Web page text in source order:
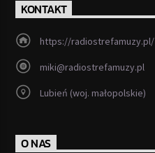
KONTAKT
https://radiostrefamuzy.pl/
miki@radiostrefamuzy.pl
Lubień (woj. małopolskie)
O NAS